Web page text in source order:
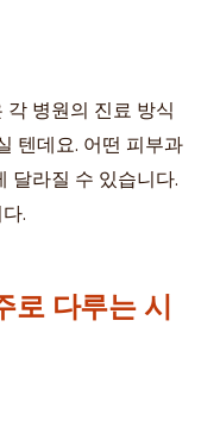
병원의 진료 방식
텐데요. 어떤 피부과
달라질 수 있습니다.
.
로 다루는 시